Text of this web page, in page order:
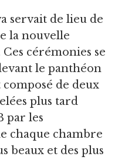
servait de lieu de
la nouvelle
cérémonies se
le panthéon
de deux
plus tard
par les
chaque chambre
beaux et des plus